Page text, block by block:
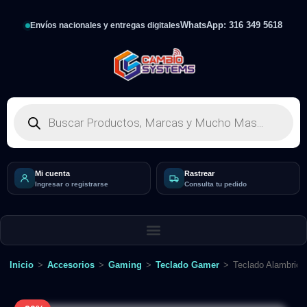
Envíos nacionales y entregas digitalesWhatsApp: 316 349 5618
Mi cuenta
Ingresar o registrarse
Rastrear
Consulta tu pedido
Inicio > Accesorios > Gaming > Teclado Gamer > Teclado